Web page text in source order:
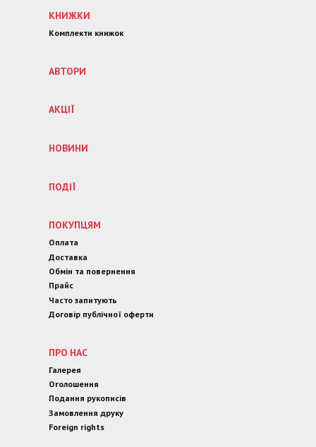
КНИЖКИ
Комплекти книжок
АВТОРИ
АКЦІЇ
НОВИНИ
ПОДІЇ
ПОКУПЦЯМ
Оплата
Доставка
Обмін та повернення
Прайс
Часто запитують
Договір публічної оферти
ПРО НАС
Галерея
Оголошення
Подання рукописів
Замовлення друку
Foreign rights